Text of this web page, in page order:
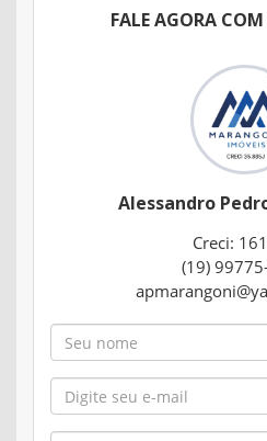
FALE AGORA
Alessandro
Creci:
(19)